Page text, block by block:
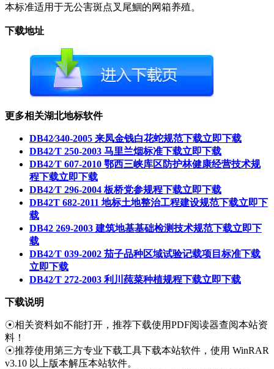
本标准适用于无公害斑点叉尾鯝的网箱养殖。
下载地址
更多相关湖北地标软件
DB42∕340-2005 来凤金钱白花蛇规范下载立即下载
DB42∕T 250-2003 马里兰烟标准下载立即下载
DB42∕T 607-2010 鄂西三峡库区防护林健康经营技术规
程下载立即下载
DB42∕T 296-2004 板桥党参规程下载立即下载
DB42T 682-2011 地标土地整治工程建设规范下载立即下
载
DB42 269-2003 建筑地基基础检测技术规范下载立即下
载
DB42∕T 039-2002 茄子品种区域试验记载项目标准下载
立即下载
DB42∕T 272-2003 利川莼菜种植规程下载立即下载
下载说明
☉相关资料如不能打开，推荐下载使用PDF阅读器查阅本站资
料！
☉推荐使用第三方专业下载工具下载本站软件，使用 WinRAR
v3.10 以上版本解压本站软件。